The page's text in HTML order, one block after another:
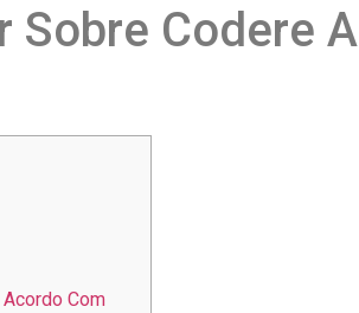
Sobre Codere
Com